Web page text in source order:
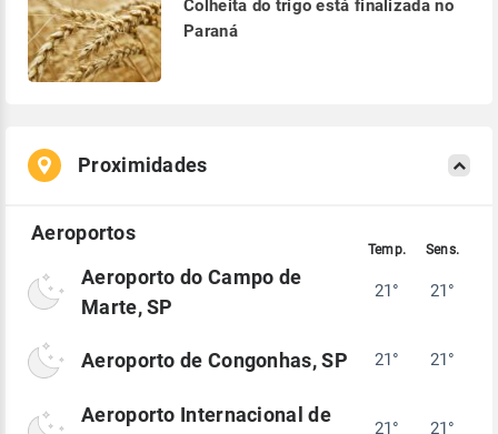
Colheita do trigo está finalizada no
Paraná
Proximidades
Aeroporto do Campo de
Marte, SP
21° 21°
Aeroporto de Congonhas, SP 21° 21°
Aeroporto Internacional de
21° 21°